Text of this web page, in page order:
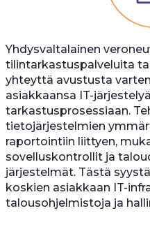
Yhdysvaltalainen
tilintarkastuspalveluita
yhteyttä avustusta
asiakkaansa IT-
tarkastusprosessiaan.
tietojärjestelmien
raportointiin liittyen,
sovelluskontrollit ja
järjestelmät. Tästä
koskien asiakkaan IT-
talousohjelmistoja ja